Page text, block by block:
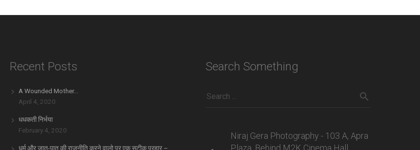
Recent Posts
A Wounded Mother…
April 4, 2020
धधकती निर्भया
February 4, 2020
धर्म और जात-पात की राजनीति करने वालो पर एक सटीक प्रहार –
Search Something
Niraj Gera Photography - 103 A, Apra
Plaza, Behind M2K Cinema Hall,